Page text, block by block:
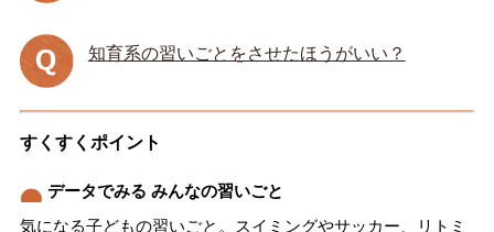
知育系の習いごとをさせたほうがいい？
すくすくポイント
データでみる みんなの習いごと
気になる子どもの習いごと。スイミングやサッカー、リトミ